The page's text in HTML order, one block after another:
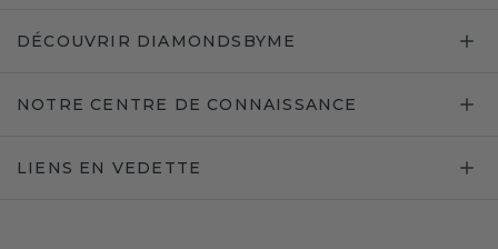
DÉCOUVRIR DIAMONDSBYME
NOTRE CENTRE DE CONNAISSANCE
LIENS EN VEDETTE